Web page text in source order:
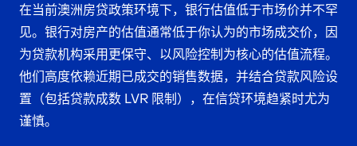
在当前澳洲房贷政策环境下， 银行估值低于市场价并不罕
见。银行对房产的估值通常低于你认为的市场成交价，因
为贷款机构采用更保守、以风险控制为核心的估值流程。
他们高度依赖近期已成交的销售数据，并结合贷款风险设
置（包括贷款成数 LVR 限制），在信贷环境趋紧时尤为
谨慎。